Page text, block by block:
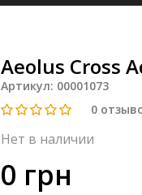
Aeolus Cross
Артикул: 00001073
0
Нет в наличии
0 грн